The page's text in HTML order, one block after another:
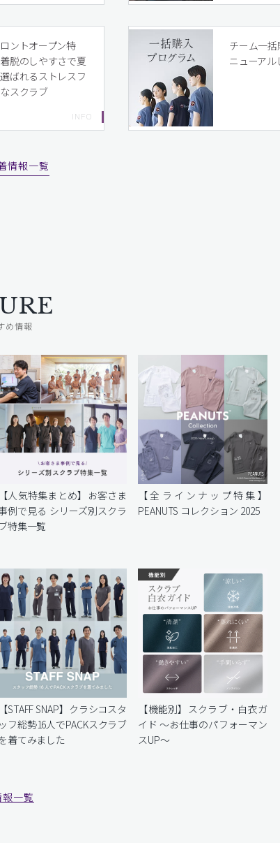
ロントオープン特
脱のしやすさで夏
ばれるストレスフ
スクラブ
チーム一括
ニューアル
情報一覧
め情報
【人気特集まとめ】お客さま
例で見る シリーズ別スクラ
ブ特集一覧
【全ラインナップ特集】
PEANUTS コレクション 2025
【STAFF SNAP】クラシコスタ
ッフ総勢16人でPACKスクラブ
着てみました
【機能別】スクラブ・白衣ガ
イド 〜お仕事のパフォーマン
スUP〜
一覧